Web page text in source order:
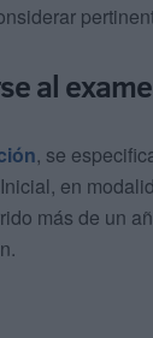
al
, se
en
más de un